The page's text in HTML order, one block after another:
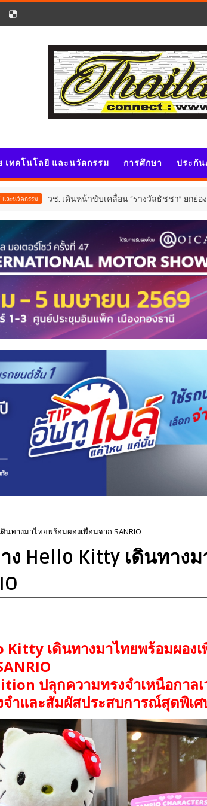
เทคโนโลยี และนวัตกรรม การศึกษา ประกัน
นหน้าขับเคลื่อน “รางวัลธัชชา” ยกย่องผู้สร้างคุณูปกา
นทางมาไทยพร้อมผองเพื่อนจาก SANRIO
Hello Kitty เดินทางม
เดินทางมาไทยพร้อมผอง
ปลุกความทรงจำเหนือกาลเ
ำและสัมผัสประสบการณ์สุดพิเ